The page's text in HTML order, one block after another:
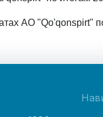
АО "Qo'qonspirt"